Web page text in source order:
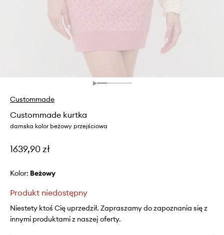
Custommade
Custommade kurtka
damska kolor beżowy przejściowa
1639,90 zł
Kolor: beżowy
Produkt niedostępny
Niestety ktoś Cię uprzedził. Zapraszamy do zapoznania się z
innymi produktami z naszej oferty.